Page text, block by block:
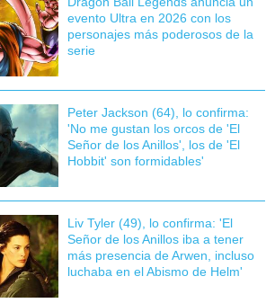
evento Ultra en 2026 con los
personajes más poderosos de la
serie
Peter Jackson (64), lo confirma:
'No me gustan los orcos de 'El
Señor de los Anillos', los de 'El
Hobbit' son formidables'
Liv Tyler (49), lo confirma: 'El
Señor de los Anillos iba a tener
más presencia de Arwen, incluso
luchaba en el Abismo de Helm'